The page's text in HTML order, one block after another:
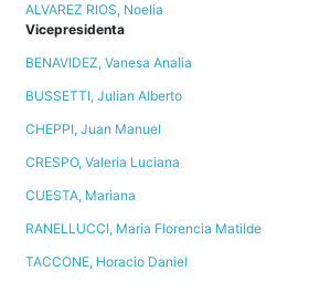
ALVAREZ RIOS, Noelia
Vicepresidenta
BENAVIDEZ, Vanesa Analia
BUSSETTI, Julian Alberto
CHEPPI, Juan Manuel
CRESPO, Valeria Luciana
CUESTA, Mariana
RANELLUCCI, Maria Florencia Matilde
TACCONE, Horacio Daniel